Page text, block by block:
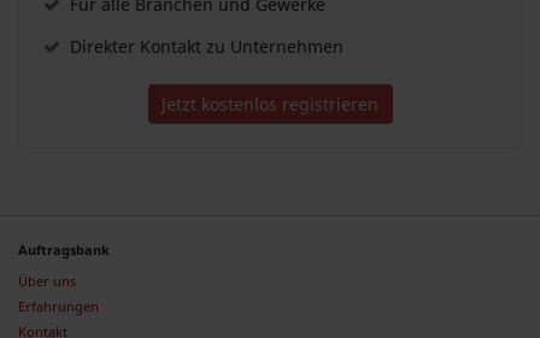
Direkter Kontakt zu Unternehmen
Jetzt kostenlos registrieren
Auftragsbank
Über uns
Erfahrungen
Kontakt